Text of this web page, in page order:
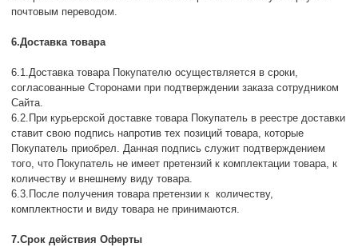
почтовым переводом.
6.Доставка товара
6.1.Доставка товара Покупателю осуществляется в сроки,
согласованные Сторонами при подтверждении заказа сотрудником
Сайта.
6.2.При курьерской доставке товара Покупатель в реестре доставки
ставит свою подпись напротив тех позиций товара, которые
Покупатель приобрел. Данная подпись служит подтверждением
того, что Покупатель не имеет претензий к комплектации товара, к
количеству и внешнему виду товара.
6.3.После получения товара претензии к количеству,
комплектности и виду товара не принимаются.
7.Срок действия Оферты